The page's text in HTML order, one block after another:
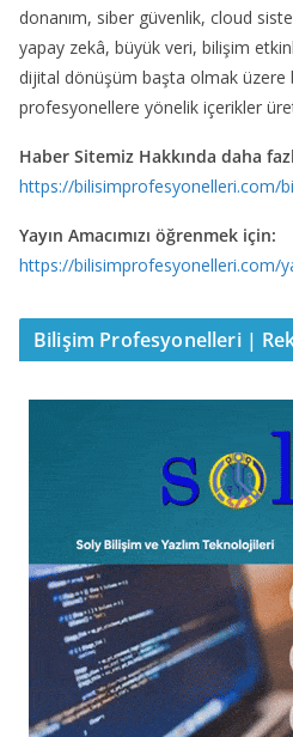
donanım, siber güvenlik, cloud
yapay zekâ, büyük veri, bilişim
dijital dönüşüm başta olmak üzere
profesyonellere yönelik içerikler
Haber Sitemiz Hakkında daha
https://bilisimprofesyonelleri.com/
Yayın Amacımızı öğrenmek için:
https://bilisimprofesyonelleri.com/
Bilişim Profesyonelleri |